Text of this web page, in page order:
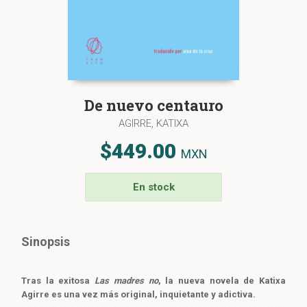
De nuevo centauro
AGIRRE, KATIXA
$449.00 MXN
En stock
Sinopsis
Tras la exitosa Las madres no, la nueva novela de Katixa
Agirre es una vez más original, inquietante y adictiva.